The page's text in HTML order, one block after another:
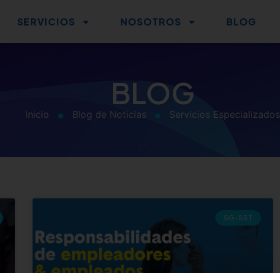
SERVICIOS NOSOTROS BLOG
BLOG
Inicio Blog de Noticias Servicios Especializados
SG-SST